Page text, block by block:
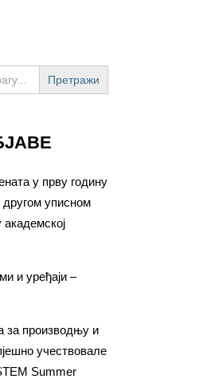
у прву годину
другом уписном
и уређаји –
за производњу и
учествовале
Summer